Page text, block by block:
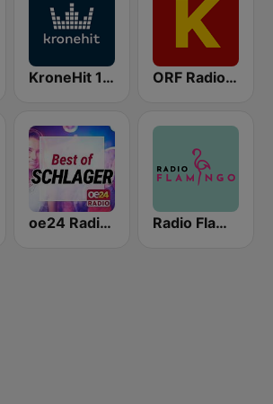
KroneHit 105.8 ORF Radio Kärnten
oe24 Radio - Best of Schlager Radio Flamingo